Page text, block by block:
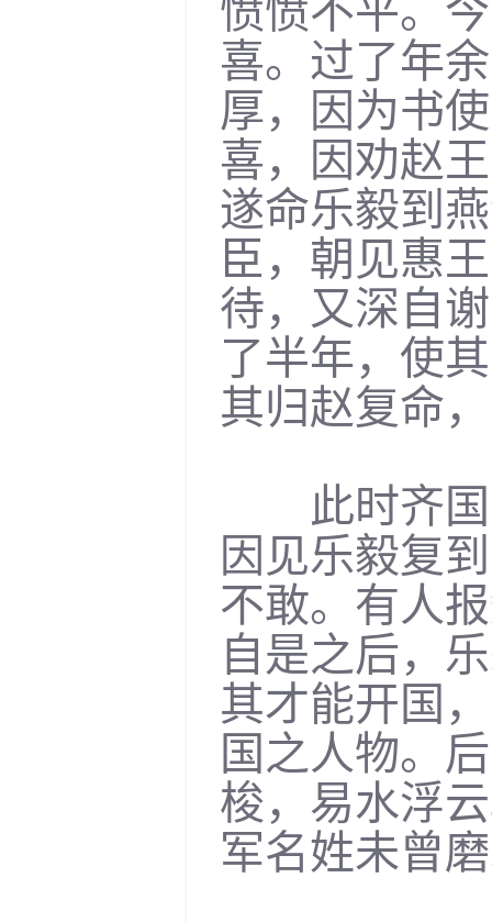
愤愤不平。
喜。过了年
厚，因为书
喜，因劝赵
遂命乐毅到
臣，朝见惠
待，又深自
了半年，使
其归赵复命
此时齐国
因见乐毅复
不敢。有人
自是之后，
其才能开国
国之人物。
梭，易水浮
军名姓未曾